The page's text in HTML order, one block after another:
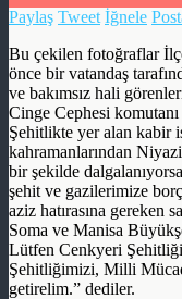
Paylaş Tweet İğnele
Bu çekilen fotoğraflar
önce bir vatandaş
ve bakımsız hali
Cinge Cephesi komutanı
Şehitlikte yer alan kabir
kahramanlarından
bir şekilde
şehit ve gazilerimize
aziz hatırasına gereken
Soma ve Manisa
Lütfen Cenkyeri
Şehitliğimizi, Milli
getirelim.” dediler.